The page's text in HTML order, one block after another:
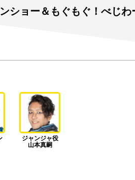
ショー＆もぐもぐ！べじわ
ジャンジャ役
山本真嗣